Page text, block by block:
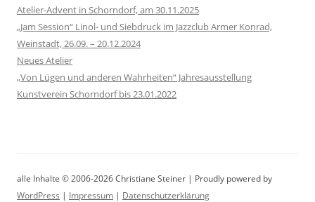
Atelier-Advent in Schorndorf, am 30.11.2025
„Jam Session“ Linol- und Siebdruck im Jazzclub Armer Konrad,
Weinstadt, 26.09. – 20.12.2024
Neues Atelier
„Von Lügen und anderen Wahrheiten“ Jahresausstellung
Kunstverein Schorndorf bis 23.01.2022
alle Inhalte © 2006-2026 Christiane Steiner | Proudly powered by
WordPress | Impressum | Datenschutzerklärung